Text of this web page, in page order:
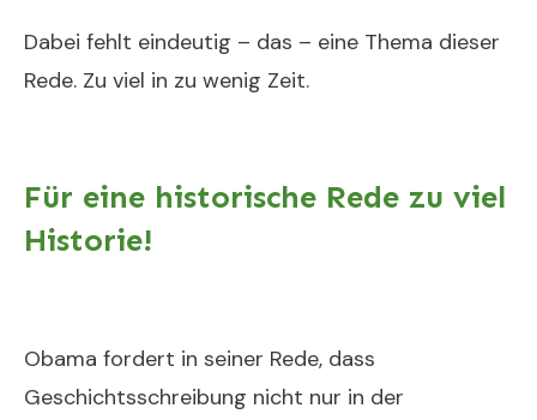
Dabei fehlt eindeutig – das – eine Thema dieser
Rede. Zu viel in zu wenig Zeit.
Für eine historische Rede zu viel
Historie!
Obama fordert in seiner Rede, dass
Geschichtsschreibung nicht nur in der